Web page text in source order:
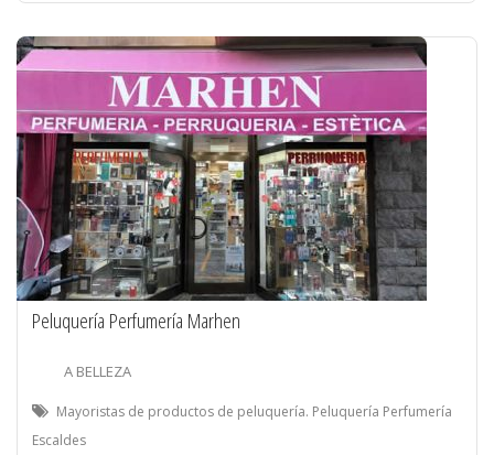
Peluquería Perfumería Marhen
A BELLEZA
Mayoristas de productos de peluquería. Peluquería Perfumería
Escaldes